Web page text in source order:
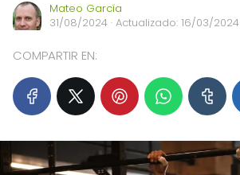
Mateo García
31/08/2024 · Actualizado: 16/03/2024
COMPARTIR EN: